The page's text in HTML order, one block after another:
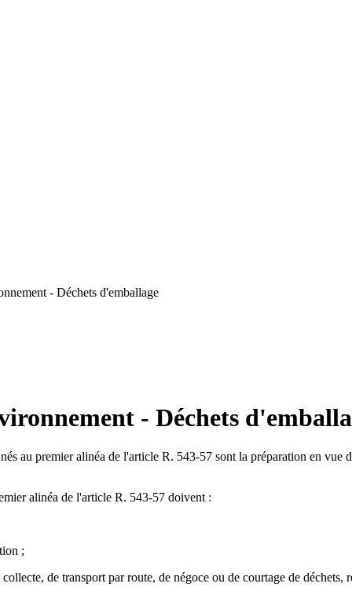
- Déchets d'emballage
- Déchets
au premier alinéa de l'article R. 543-57 sont la préparation en
alinéa de l'article R. 543-57 doivent :
;
de transport par route, de négoce ou de courtage de